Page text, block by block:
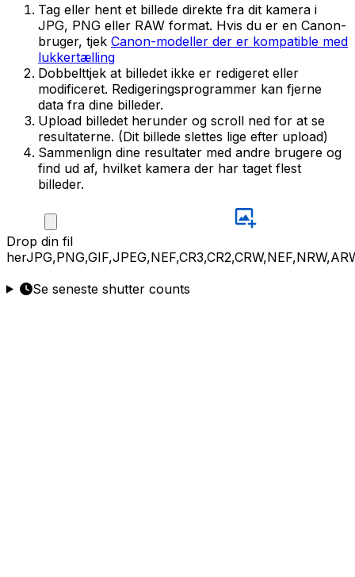
Tag eller hent et billede direkte fra dit kamera i
JPG, PNG eller RAW format. Hvis du er en Canon-
bruger, tjek Canon-modeller der er kompatible med
lukkertælling
Dobbelttjek at billedet ikke er redigeret eller
modificeret. Redigeringsprogrammer kan fjerne
data fra dine billeder.
Upload billedet herunder og scroll ned for at se
resultaterne. (Dit billede slettes lige efter upload)
Sammenlign dine resultater med andre brugere og
find ud af, hvilket kamera der har taget flest
billeder.
Drop din fil
her
Se seneste shutter counts